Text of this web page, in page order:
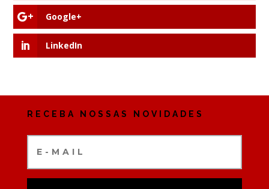
Google+
LinkedIn
RECEBA NOSSAS NOVIDADES